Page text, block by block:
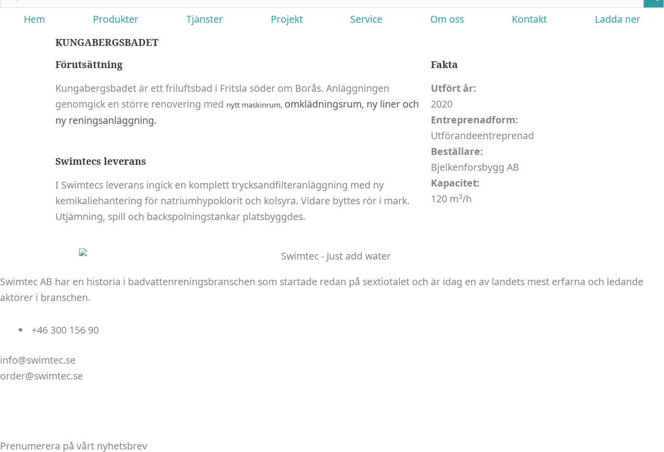
Hem Produkter Tjänster Projekt Service Om oss Kontakt
Ladda ner
KUNGABERGSBADET
Förutsättning
Kungabergsbadet är ett friluftsbad i Fritsla söder om Borås. Anläggningen
genomgick en större renovering med nytt maskinrum, omklädningsrum, ny liner och
ny reningsanläggning.
Swimtecs leverans
I Swimtecs leverans ingick en komplett trycksandfilteranläggning med ny
kemikaliehantering för natriumhypoklorit och kolsyra. Vidare byttes rör i mark.
Utjämning, spill och backspolningstankar platsbyggdes.
Fakta
Utfört år:
2020
Entreprenadform:
Utförandeentreprenad
Beställare:
Bjelkenforsbygg AB
Kapacitet:
120 m3/h
Swimtec AB har en historia i badvattenreningsbranschen som startade redan på sextiotalet och är idag en av landets mest erfarna och ledande
aktörer i branschen.
+46 300 156 90
info@swimtec.se
order@swimtec.se
Prenumerera på vårt nyhetsbrev